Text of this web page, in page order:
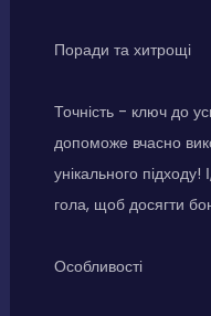
Поради та хитрощі
Точність - ключ до
допоможе вчасно
унікального
гола, щоб досягти
Особливості